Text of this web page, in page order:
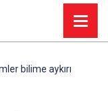
bilime aykırı